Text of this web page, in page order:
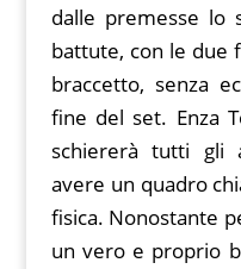
dalle premesse lo
battute, con le due
braccetto, senza
fine del set. Enza
schiererà tutti gli
avere un quadro
fisica. Nonostante
un vero e proprio